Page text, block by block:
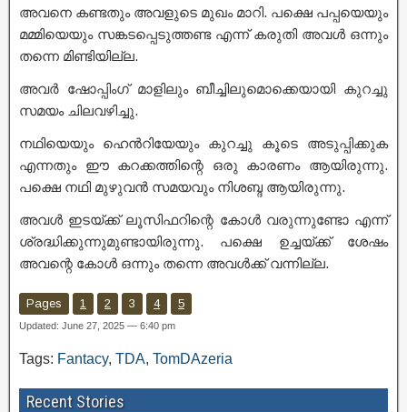
അവനെ കണ്ടതും അവളുടെ മുഖം മാറി. പക്ഷെ പപ്പയെയും
മമ്മിയെയും സങ്കടപ്പെടുത്തണ്ട എന്ന് കരുതി അവൾ ഒന്നും
തന്നെ മിണ്ടിയില്ല.
അവർ ഷോപ്പിംഗ് മാളിലും ബീച്ചിലുമൊക്കെയായി കുറച്ചു
സമയം ചിലവഴിച്ചു.
നഥിയെയും ഹെൻറിയേയും കുറച്ചു കൂടെ അടുപ്പിക്കുക
എന്നതും ഈ കറക്കത്തിന്റെ ഒരു കാരണം ആയിരുന്നു.
പക്ഷെ നഥി മുഴുവൻ സമയവും നിശബ്ദ ആയിരുന്നു.
അവൾ ഇടയ്ക്ക് ലൂസിഫറിന്റെ കോൾ വരുന്നുണ്ടോ എന്ന്
ശ്രദ്ധിക്കുന്നുമുണ്ടായിരുന്നു. പക്ഷെ ഉച്ചയ്ക്ക് ശേഷം
അവന്റെ കോൾ ഒന്നും തന്നെ അവൾക്ക് വന്നില്ല.
Pages 1 2 3 4 5
Updated: June 27, 2025 — 6:40 pm
Tags: Fantacy, TDA, TomDAzeria
Recent Stories